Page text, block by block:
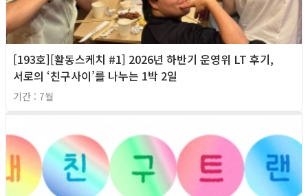
[193호][활동스케치 #1] 2026년 하반기 운영위 LT 후기,
서로의 ‘친구사이’를 나누는 1박 2일
기간 : 7월